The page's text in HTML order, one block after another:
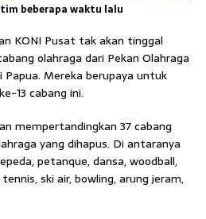
beberapa waktu lalu
KONI Pusat tak akan tinggal
olahraga dari Pekan Olahraga
Papua. Mereka berupaya untuk
13 cabang ini.
mempertandingkan 37 cabang
yang dihapus. Di antaranya
petanque, dansa, woodball,
ski air, bowling, arung jeram,